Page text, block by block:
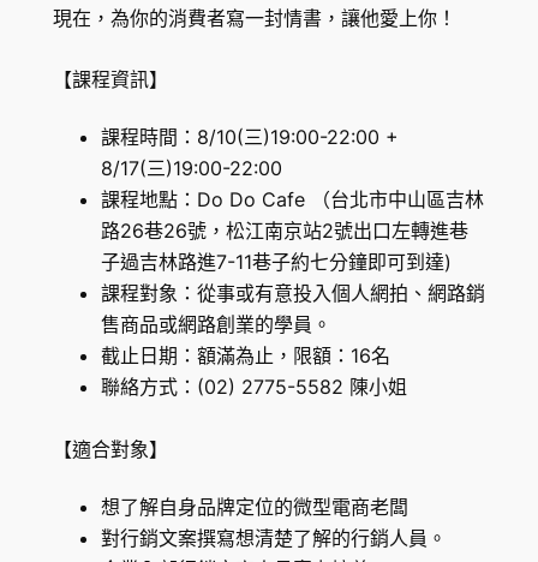
現在，為你的消費者寫一封情書，讓他愛上你！
【課程資訊】
課程時間：8/10(三)19:00-22:00 +
8/17(三)19:00-22:00
課程地點：Do Do Cafe （台北市中山區吉林
路26巷26號，松江南京站2號出口左轉進巷
子過吉林路進7-11巷子約七分鐘即可到達)
課程對象：從事或有意投入個人網拍、網路銷
售商品或網路創業的學員。
截止日期：額滿為止，限額：16名
聯絡方式：(02) 2775-5582 陳小姐
【適合對象】
想了解自身品牌定位的微型電商老闆
對行銷文案撰寫想清楚了解的行銷人員。